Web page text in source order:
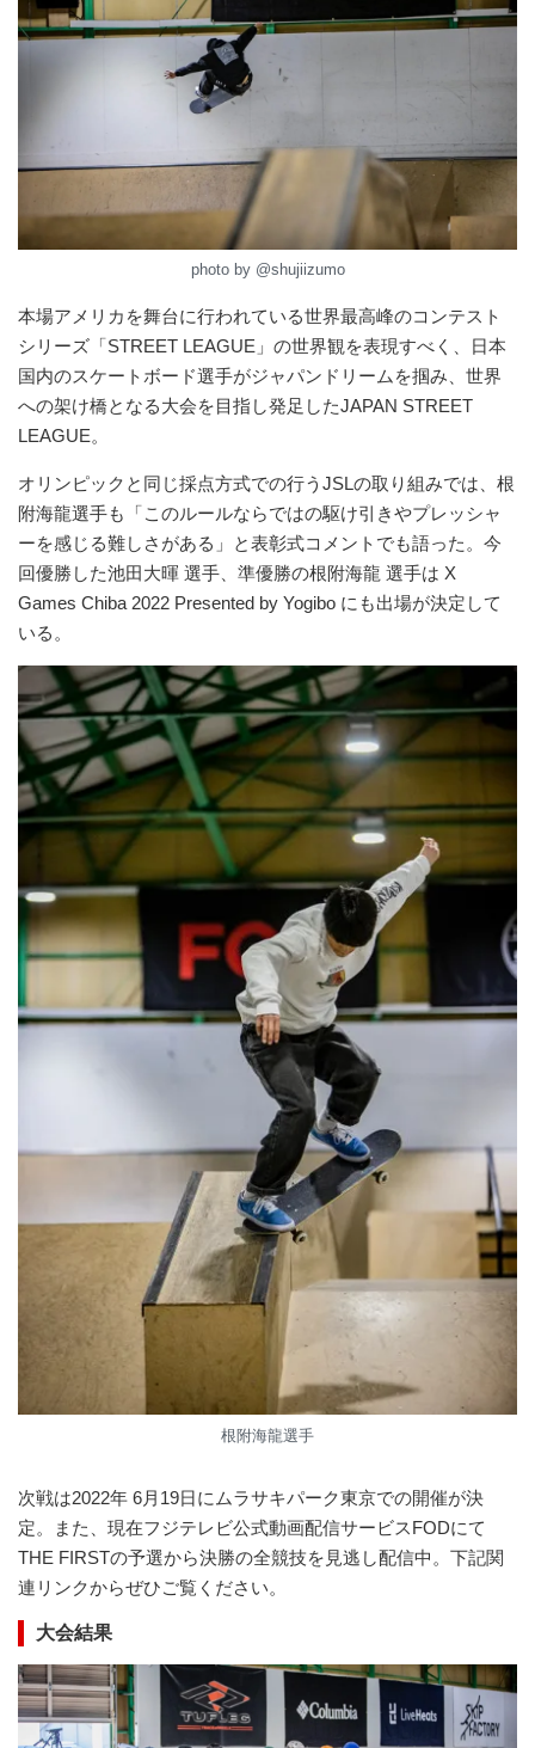
photo by @shujiizumo
本場アメリカを舞台に行われている世界最高峰のコンテスト
シリーズ「STREET LEAGUE」の世界観を表現すべく、日本
国内のスケートボード選手がジャパンドリームを掴み、世界
への架け橋となる大会を目指し発足したJAPAN STREET
LEAGUE。
オリンピックと同じ採点方式での行うJSLの取り組みでは、根
附海龍選手も「このルールならではの駆け引きやプレッシャ
ーを感じる難しさがある」と表彰式コメントでも語った。今
回優勝した池田大暉 選手、準優勝の根附海龍 選手は X
Games Chiba 2022 Presented by Yogibo にも出場が決定して
いる。
根附海龍選手
次戦は2022年 6月19日にムラサキパーク東京での開催が決
定。また、現在フジテレビ公式動画配信サービスFODにて
THE FIRSTの予選から決勝の全競技を見逃し配信中。下記関
連リンクからぜひご覧ください。
大会結果